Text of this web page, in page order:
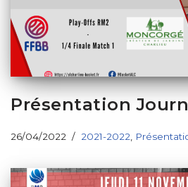
Présentation
26/04/2022 2021-2022